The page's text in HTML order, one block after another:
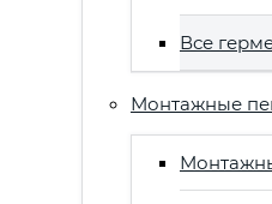
Все
Монтажные